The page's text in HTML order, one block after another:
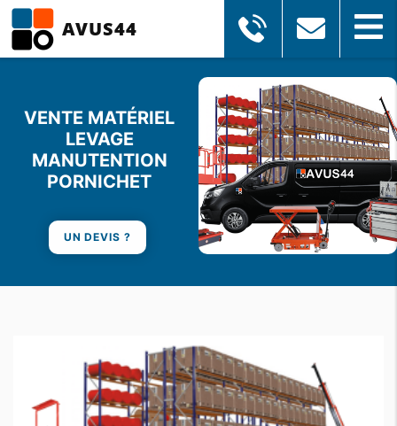
AVUS44
VENTE MATÉRIEL
LEVAGE
MANUTENTION
PORNICHET
UN DEVIS ?